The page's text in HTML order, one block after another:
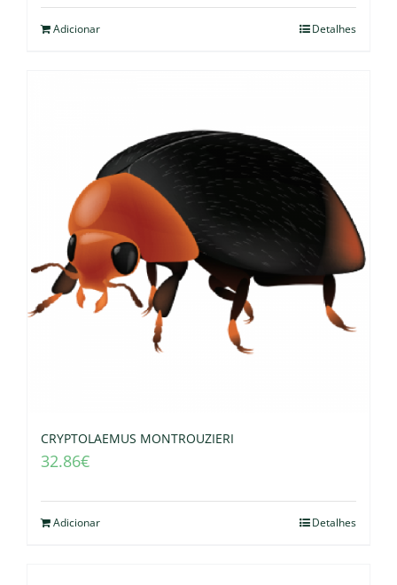
Adicionar Detalhes
CRYPTOLAEMUS MONTROUZIERI
32.86€
Adicionar Detalhes